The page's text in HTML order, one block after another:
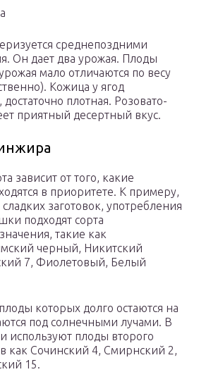
среднепоздними
Он дает два урожая. Плоды
мало отличаются по весу
Кожица у ягод
плотная. Розовато-
приятный десертный вкус.
зависит от того, какие
в приоритете. К примеру,
заготовок, употребления
подходят сорта
такие как
черный, Никитский
7, Фиолетовый, Белый
которых долго остаются на
под солнечными лучами. В
используют плоды второго
как Сочинский 4, Смирнский 2,
15.